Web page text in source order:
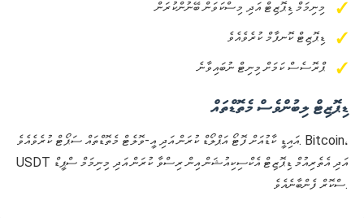
މިނިމަމް ޑިޕޮޒިޓް އަދި މިސްކަވަން ބޭނުންކުރަން
ޑިޕޮޒިޓް ކޮނފާމް ކުރެވެއެވެ
ޕްރޮސެސް ކަމަށް މިނިޓް ނުބައިވާނެ
ޑިޕޮޒިޓް ލިބުންވެސް މެތޮޑްތައް
އައިޑީ ކާޑުއަށް ފޮޓޯ އަޕްލޯޑް ކުރަން އަދި އީ-ވޮލެޓް މެތޮޑްތައް ސަޕޯޓް ކުރެވެއެވެ. Bitcoin،
USDT އަދި އެތެރިއުމް ޑިޕޮޒިޓް އެކްސިކިއުޝަން އިން ރިސްވާ ކުރަން އަދި މިނިމަމް ސްޕީޑް
ސްކޮރް ފެންބާނެއެވެ.